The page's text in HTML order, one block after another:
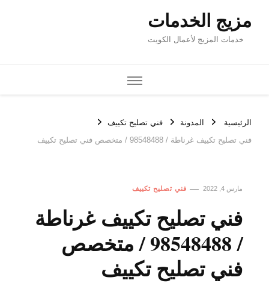
مزيج الخدمات
خدمات المزيج لأعمال الكويت
الرئيسية المدونة
فني تصليح تكييف
فني تصليح تكييف غرناطة / 98548488 / متخصص فني تصليح تكييف
مارس 4, 2022 فني تصليح تكييف
فني تصليح تكييف غرناطة
/ 98548488 / متخصص
فني تصليح تكييف